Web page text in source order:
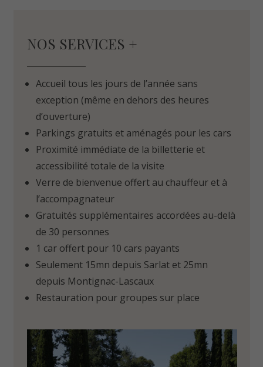
NOS SERVICES +
Accueil tous les jours de l’année sans
exception (même en dehors des heures
d’ouverture)
Parkings gratuits et aménagés pour les cars
Proximité immédiate de la billetterie et
accessibilité totale de la visite
Verre de bienvenue offert au chauffeur et à
l’accompagnateur
Gratuités supplémentaires accordées au-delà
de 30 personnes
1 car offert pour 10 cars payants
Seulement 15mn depuis Sarlat et 25mn
depuis Montignac-Lascaux
Restauration pour groupes sur place